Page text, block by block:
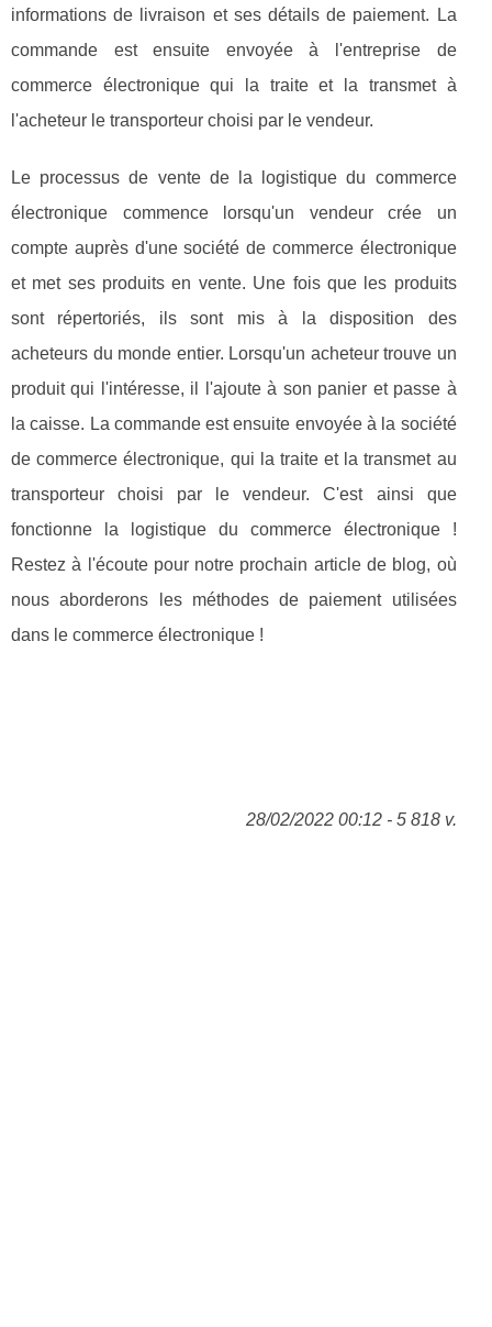
informations de livraison et ses détails de paiement. La
commande est ensuite envoyée à l'entreprise de
commerce électronique qui la traite et la transmet à
l'acheteur le transporteur choisi par le vendeur.
Le processus de vente de la logistique du commerce
électronique commence lorsqu'un vendeur crée un
compte auprès d'une société de commerce électronique
et met ses produits en vente. Une fois que les produits
sont répertoriés, ils sont mis à la disposition des
acheteurs du monde entier. Lorsqu'un acheteur trouve un
produit qui l'intéresse, il l'ajoute à son panier et passe à
la caisse. La commande est ensuite envoyée à la société
de commerce électronique, qui la traite et la transmet au
transporteur choisi par le vendeur. C'est ainsi que
fonctionne la logistique du commerce électronique !
Restez à l'écoute pour notre prochain article de blog, où
nous aborderons les méthodes de paiement utilisées
dans le commerce électronique !
28/02/2022 00:12 - 5 818 v.